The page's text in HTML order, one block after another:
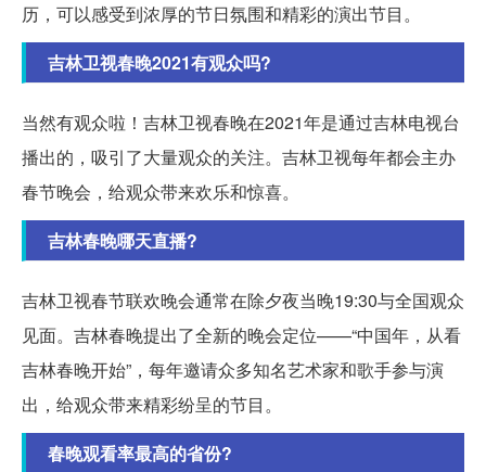
历，可以感受到浓厚的节日氛围和精彩的演出节目。
吉林卫视春晚2021有观众吗?
当然有观众啦！吉林卫视春晚在2021年是通过吉林电视台
播出的，吸引了大量观众的关注。吉林卫视每年都会主办
春节晚会，给观众带来欢乐和惊喜。
吉林春晚哪天直播?
吉林卫视春节联欢晚会通常在除夕夜当晚19:30与全国观众
见面。吉林春晚提出了全新的晚会定位——“中国年，从看
吉林春晚开始”，每年邀请众多知名艺术家和歌手参与演
出，给观众带来精彩纷呈的节目。
春晚观看率最高的省份?